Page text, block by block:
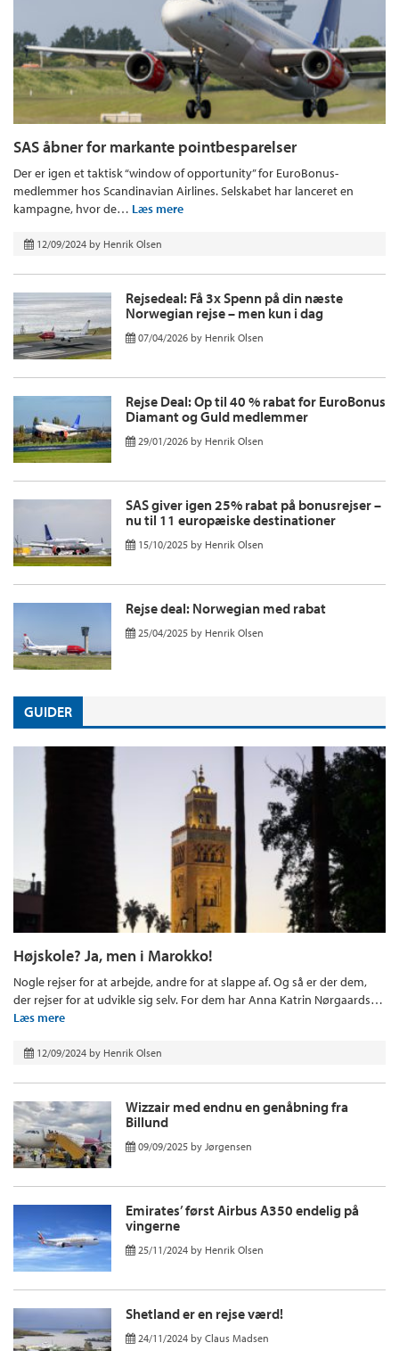
SAS åbner for markante pointbesparelser
Der er igen et taktisk “window of opportunity” for EuroBonus-
medlemmer hos Scandinavian Airlines. Selskabet har lanceret en
kampagne, hvor de… Læs mere
12/09/2024 by Henrik Olsen
Rejsedeal: Få 3x Spenn på din næste
Norwegian rejse – men kun i dag
07/04/2026 by Henrik Olsen
Rejse Deal: Op til 40 % rabat for EuroBonus
Diamant og Guld medlemmer
29/01/2026 by Henrik Olsen
SAS giver igen 25% rabat på bonusrejser –
nu til 11 europæiske destinationer
15/10/2025 by Henrik Olsen
Rejse deal: Norwegian med rabat
25/04/2025 by Henrik Olsen
GUIDER
Højskole? Ja, men i Marokko!
Nogle rejser for at arbejde, andre for at slappe af. Og så er der dem,
der rejser for at udvikle sig selv. For dem har Anna Katrin Nørgaards…
Læs mere
12/09/2024 by Henrik Olsen
Wizzair med endnu en genåbning fra
Billund
09/09/2025 by Jørgensen
Emirates’ først Airbus A350 endelig på
vingerne
25/11/2024 by Henrik Olsen
Shetland er en rejse værd!
24/11/2024 by Claus Madsen